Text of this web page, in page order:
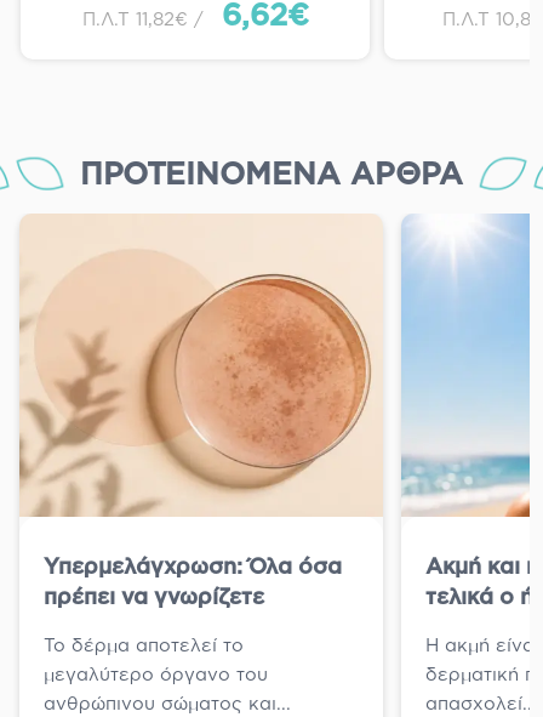
Συμπτώματα της Αλλεργικής
Π.Λ.Τ 11,82€ / 6,62€ Π.Λ.Τ
ΠΡΟΤΕΙΝΌΜΕΝΑ ΆΡΘΡΑ
Υπερμελάγχρωση: Όλα όσα
πρέπει να γνωρίζετε
Το δέρμα αποτελεί το
μεγαλύτερο όργανο του
ανθρώπινου σώματος και...
Ακμή και
τελικά ο
Η ακμή
δερματική
απασχολεί...